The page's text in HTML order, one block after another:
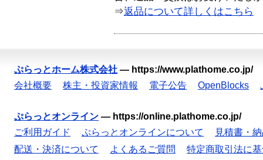
⇒返品について詳しくはこちら
ぷらっとホーム株式会社 — https://www.plathome.co.jp/
会社概要
株主・投資家情報 電子公告 OpenBlocks
ぷらっとオンライン — https://online.plathome.co.jp/
ご利用ガイド
ぷらっとオンラインについて
見積書・
配送・決済について
よくあるご質問
特定商取引法に